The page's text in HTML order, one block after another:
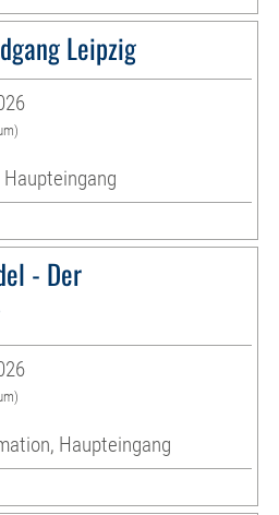
Leipzig
- Der
Haupteingang